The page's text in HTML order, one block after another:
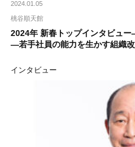
2024.01.05
桃谷順天館
2024年 新春トップインタビュ
―若手社員の能力を生かす組織
インタビュー